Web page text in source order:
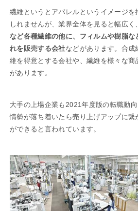
繊維というとアパレルというイメージを
しれませんが、業界全体を見ると幅広く、
など各種繊維の他に、フィルムや樹脂な
れを販売する会社などがあります。合成
維を得意とする会社や、繊維を様々な商
があります。
大手の上場企業も2021年度版の転職動
情勢が落ち着いたら売り上げアップに繋
ができると言われています。